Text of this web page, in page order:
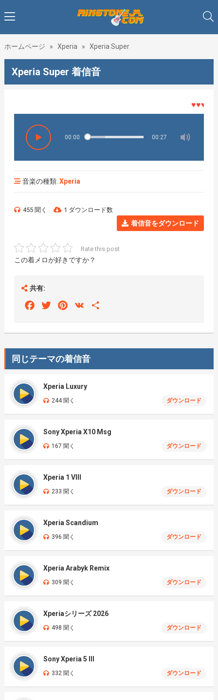
ホームページ » Xperia » Xperia Super
Xperia Super 着信音
♥♥♥着メ
00:00 00:27
音楽の種類: Xperia
455 聞く 1 ダウンロード数
着信音をダウンロード
Rate this post
この着メロが好きですか？
共有:
FacebookTwitterPinterest
VK
同じテーマの着信音
Xperia Luxury
244 聞く ダウンロード
Sony Xperia X10 Msg
167 聞く ダウンロード
Xperia 1 VIII
233 聞く ダウンロード
Xperia Scandium
396 聞く ダウンロード
Xperia Arabyk Remix
309 聞く ダウンロード
Xperiaシリーズ 2026
498 聞く ダウンロード
Sony Xperia 5 III
332 聞く ダウンロード